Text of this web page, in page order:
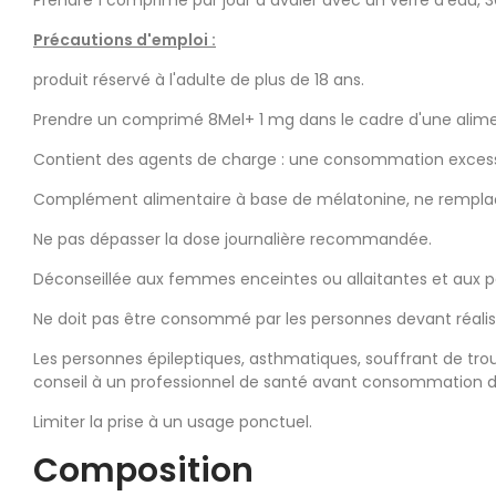
Précautions d'emploi :
produit réservé à l'adulte de plus de 18 ans.
Prendre un comprimé 8Mel+ 1 mg dans le cadre d'une
Contient des agents de charge : une consommation
Complément alimentaire à base de mélatonine, ne
Ne pas dépasser la dose journalière recommandée.
Déconseillée aux femmes enceintes ou allaitantes et
Ne doit pas être consommé par les personnes devant
Les personnes épileptiques, asthmatiques, souffrant de
conseil à un professionnel de santé avant consommation
Limiter la prise à un usage ponctuel.
Composition